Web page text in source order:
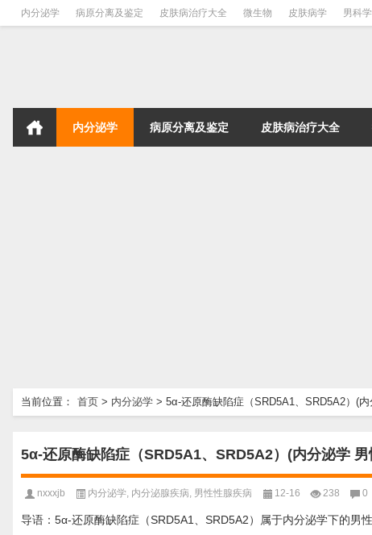
内分泌学 病原分离及鉴定 皮肤病治疗大全 微生物 皮肤病学 男科学
内分泌学 病原分离及鉴定 皮肤病治疗大全
当前位置： 首页 > 内分泌学 > 5α-还原酶缺陷症（SRD5A1、SRD5A2）(
5α-还原酶缺陷症（SRD5A1、SRD5A2）(内分泌学
nxxxjb 内分泌学, 内分泌腺疾病, 男性性腺疾病 12-16 238 0
导语：5α-还原酶缺陷症（SRD5A1、SRD5A2）属于内分泌学下的男